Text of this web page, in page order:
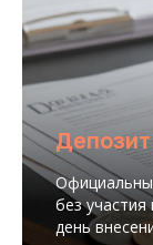
без
день